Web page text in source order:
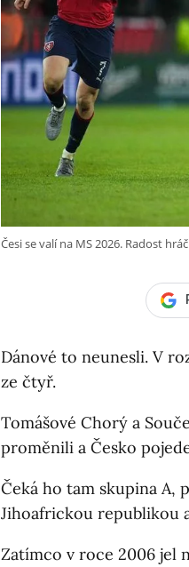
Česi se valí na MS 2026. Radost
Dánové to neunesli. V
ze čtyř.
Tomášové Chorý a
proměnili a Česko
Čeká ho tam skupina A,
Jihoafrickou republikou
Zatímco v roce 2006 jel